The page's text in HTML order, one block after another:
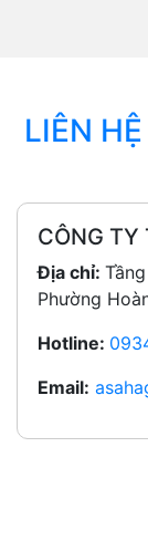
LIÊN
CÔNG TY
Địa chỉ:
Phường
Hotline:
Email: